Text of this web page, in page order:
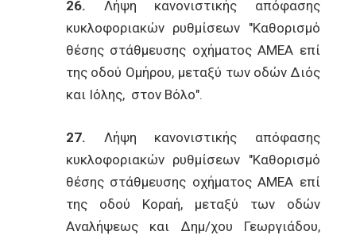
26. Λήψη κανονιστικής απόφασης
κυκλοφοριακών ρυθμίσεων "Καθορισμό
θέσης στάθμευσης οχήματος ΑΜΕΑ επί
της οδού Ομήρου, μεταξύ των οδών Διός
και Ιόλης, στον Βόλο".
27. Λήψη κανονιστικής απόφασης
κυκλοφοριακών ρυθμίσεων "Καθορισμό
θέσης στάθμευσης οχήματος ΑΜΕΑ επί
της οδού Κοραή, μεταξύ των οδών
Αναλήψεως και Δημ/χου Γεωργιάδου,